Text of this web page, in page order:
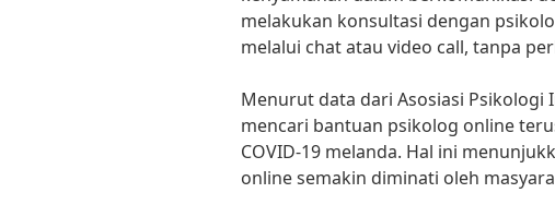
melakukan konsultasi dengan
melalui chat atau video call, tanpa
Menurut data dari Asosiasi Psikologi
mencari bantuan psikolog online
COVID-19 melanda. Hal ini
online semakin diminati oleh